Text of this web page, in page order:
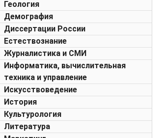
Геология
Демография
Диссертации России
Естествознание
Журналистика и СМИ
Информатика, вычислительная
техника и управление
Искусствоведение
История
Культурология
Литература